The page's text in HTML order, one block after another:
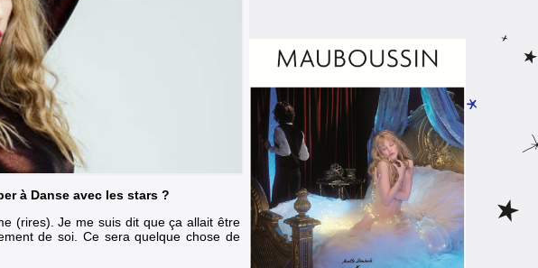
à Danse avec les stars ?
(rires). Je me suis dit que ça allait être
de soi. Ce sera quelque chose de